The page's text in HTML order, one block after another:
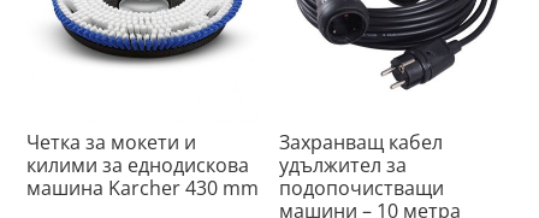
Четка за мокети и
килими за еднодискова
машина Karcher 430 mm
Захранващ кабел
удължител за
подопочистващи
машини – 10 метра